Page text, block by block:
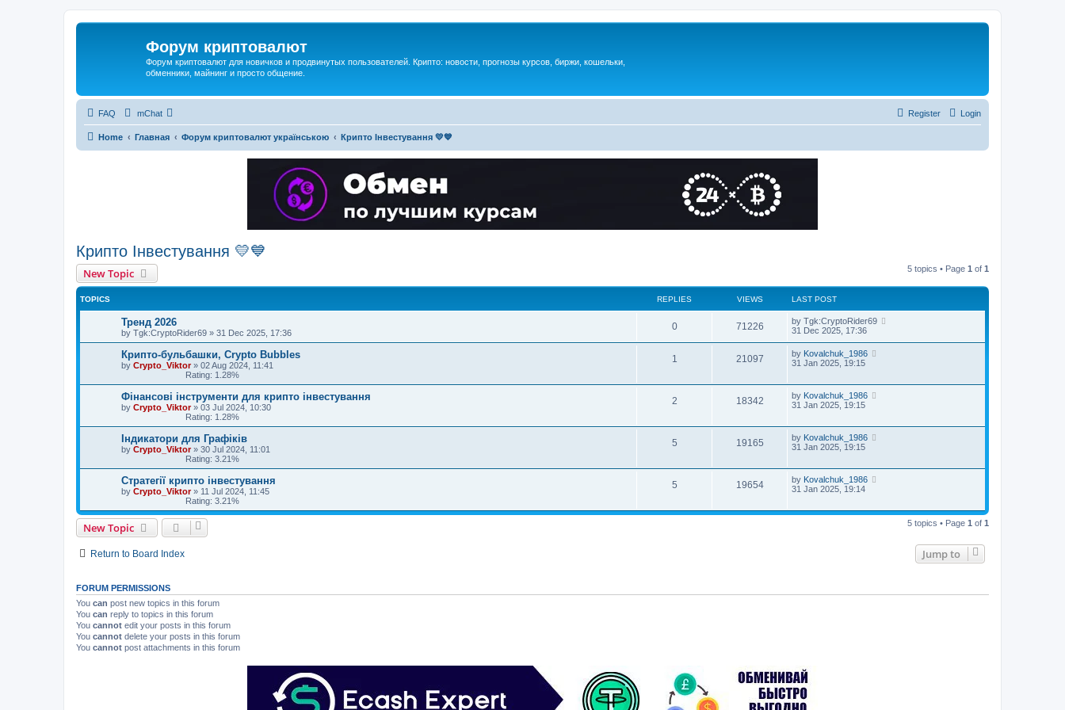
Форум криптовалют
Форум криптовалют для новичков и продвинутых пользователей. Крипто: новости, прогнозы курсов, биржи, кошельки,
обменники, майнинг и просто общение.
FAQ mChat Login
Register
Home Главная Форум криптовалют українською Крипто Інвестування 💛💙
Крипто Інвестування 💛💙
New Topic 5 topics • Page 1 of 1
TOPICS REPLIES VIEWS LAST POST
Тренд 2026
by Tgk:CryptoRider69 » 31 Dec 2025, 17:36
0 71226 by Tgk:CryptoRider69
31 Dec 2025, 17:36
Крипто-бульбашки, Crypto Bubbles
by Crypto_Viktor» 02 Aug 2024, 11:41
Rating: 1.28%
1 21097 by Kovalchuk_1986
31 Jan 2025, 19:15
Фінансові інструменти для крипто інвестування
by Crypto_Viktor» 03 Jul 2024, 10:30
Rating: 1.28%
2 18342 by Kovalchuk_1986
31 Jan 2025, 19:15
Індикатори для Графіків
by Crypto_Viktor» 30 Jul 2024, 11:01
Rating: 3.21%
5 19165 by Kovalchuk_1986
31 Jan 2025, 19:15
Стратегії крипто інвестування
by Crypto_Viktor» 11 Jul 2024, 11:45
Rating: 3.21%
5 19654 by Kovalchuk_1986
31 Jan 2025, 19:14
New Topic 5 topics • Page 1 of 1
Return to Board Index Jump to
FORUM PERMISSIONS
You can post new topics in this forum
You can reply to topics in this forum
You cannot edit your posts in this forum
You cannot delete your posts in this forum
You cannot post attachments in this forum